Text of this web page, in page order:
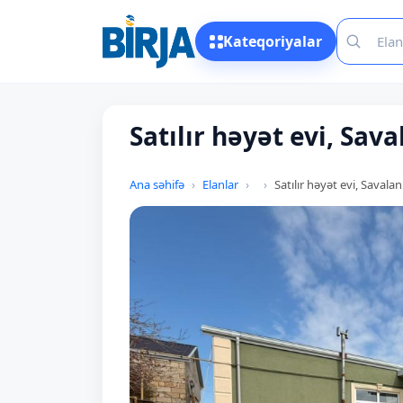
Kateqoriyalar
Satılır həyət evi,
Ana səhifə Elanlar Satılır həyət evi,